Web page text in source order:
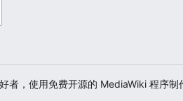
者，使用免费开源的 MediaWiki 程序